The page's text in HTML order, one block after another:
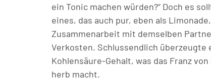
ein Tonic machen würden?“ Doch es
eines, das auch pur, eben als
Zusammenarbeit mit demselben
Verkosten. Schlussendlich
Kohlensäure-Gehalt, was das Franz
herb macht.